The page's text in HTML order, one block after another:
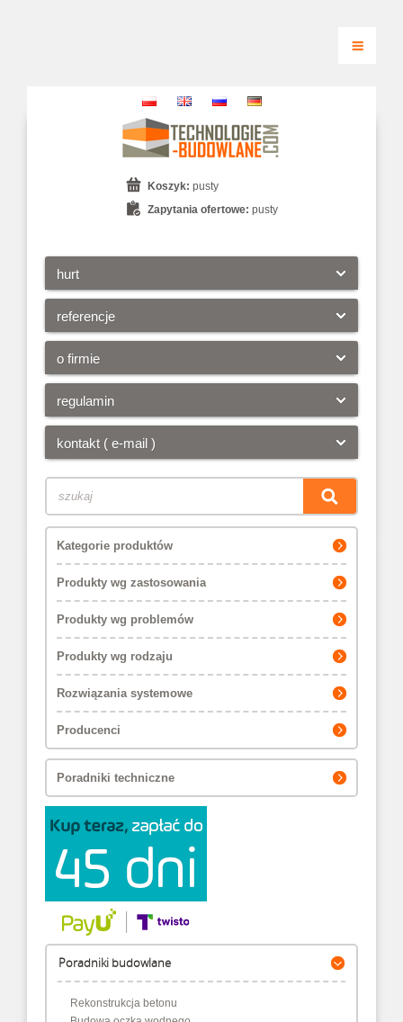
hurt
referencje
o firmie
regulamin
kontakt ( e-mail )
Koszyk: pusty
Zapytania ofertowe: pusty
Kategorie produktów
Produkty wg zastosowania
Produkty wg problemów
Produkty wg rodzaju
Rozwiązania systemowe
Producenci
Poradniki techniczne
Poradniki budowlane
Rekonstrukcja betonu